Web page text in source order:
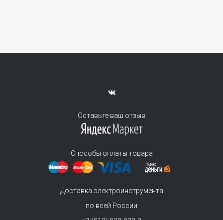
Оставьте ваш отзыв
Способы оплаты товара
Доставка электроинструмента
по всей России